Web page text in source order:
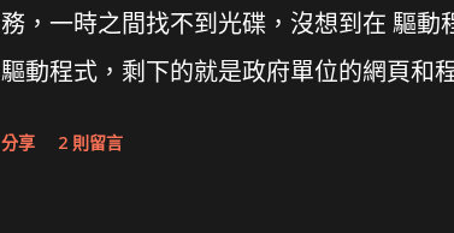
務，一時之間找不到光碟，沒想到在 驅
驅動程式，剩下的就是政府單位的網頁和
分享 2 則留言